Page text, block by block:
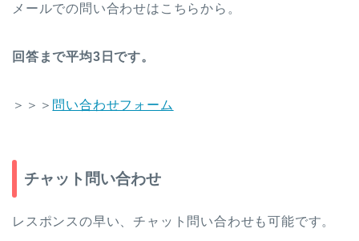
メールでの問い合わせはこちらから。
回答まで平均3日です。
＞＞＞ 問い合わせフォーム
チャット問い合わせ
レスポンスの早い、チャット問い合わせも可能です。